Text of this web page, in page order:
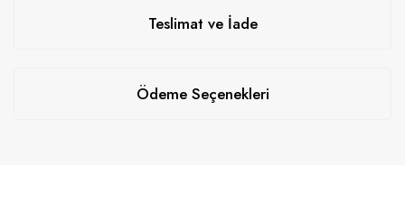
Teslimat ve İade
Ödeme Seçenekleri